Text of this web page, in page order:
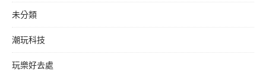
未分類
潮玩科技
玩樂好去處